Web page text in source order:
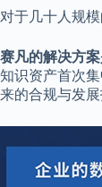
对于几十人规
赛凡的解决方案
知识资产首次
来的合规与发展